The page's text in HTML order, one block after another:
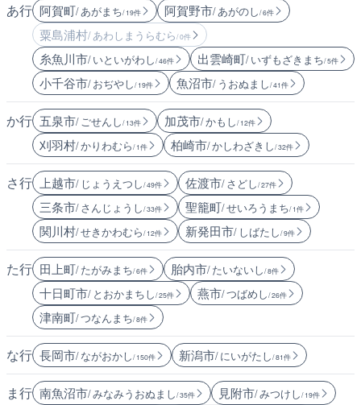
あ行 阿賀町/ あがまち/ 19件 阿賀野市/ あがのし/ 6件
粟島浦村/ あわしまうらむら/ 0件
糸魚川市/ いといがわし/ 46件 出雲崎町/ いずもざきまち/ 5件
小千谷市/ おぢやし/ 19件 魚沼市/ うおぬまし/ 41件
か行 五泉市/ ごせんし/ 13件 加茂市/ かもし/ 12件
刈羽村/ かりわむら/ 1件 柏崎市/ かしわざきし/ 32件
さ行 上越市/ じょうえつし/ 49件 佐渡市/ さどし/ 27件
三条市/ さんじょうし/ 33件 聖籠町/ せいろうまち/ 1件
関川村/ せきかわむら/ 12件 新発田市/ しばたし/ 9件
た行 田上町/ たがみまち/ 6件 胎内市/ たいないし/ 8件
十日町市/ とおかまちし/ 25件 燕市/ つばめし/ 26件
津南町/ つなんまち/ 8件
な行 長岡市/ ながおかし/ 150件 新潟市/ にいがたし/ 81件
ま行 南魚沼市/ みなみうおぬまし/ 35件 見附市/ みつけし/ 19件